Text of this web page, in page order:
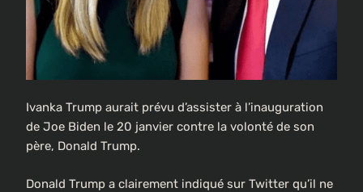
Ivanka Trump aurait prévu d’assister à l’inauguration
de Joe Biden le 20 janvier contre la volonté de son
père, Donald Trump.
Donald Trump a clairement indiqué sur Twitter qu’il ne